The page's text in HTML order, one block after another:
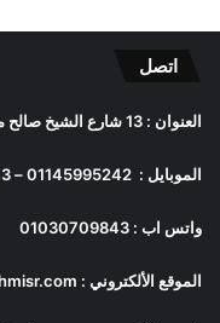
اتصل
العنوان : 13 شارع الشيخ صالح موسي – الدقي – الجيزة – مصر
الموبايل : 01145995242
–
واتس اب : 01030709843
الموقع الألكتروني :